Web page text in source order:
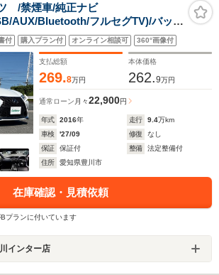
/禁煙車/純正ナビ
AUX/Bluetooth/フルセグTV)/バック
ーズコントロール/ビルトイン
パワーシート/D+Nシートヒータ
ザーシート
付 購入プラン付 オンライン相談可 360°画像付
支払総額
269.8万円
本体価格
262.9万円
通常ローン 月々22,900円
年式 2016年 走行 9.4万km
車検
'27/09 修復
なし
保証
保証付 整備
法定整備付
住所
愛知県豊川市
在庫確認・見積依頼
プランに付いています
インター店